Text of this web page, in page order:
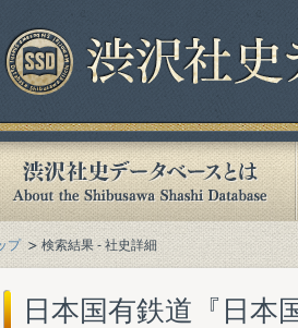
プ 検索結果 - 社史詳細
日本国有鉄道『日本